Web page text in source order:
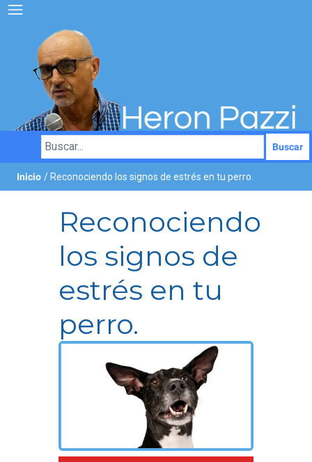
Buscar
Inicio / Reconociendo los signos de estrés en tu perro.
Reconociendo
los signos de
estrés en tu
perro.